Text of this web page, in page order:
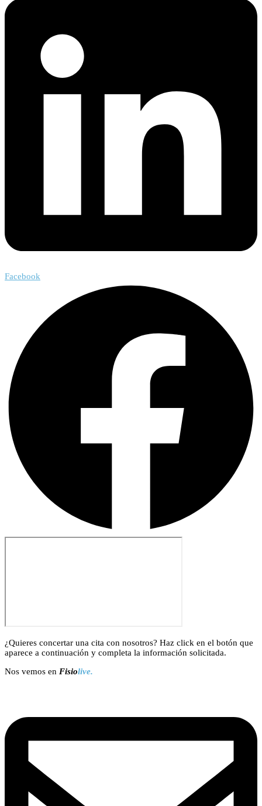
Facebook
¿Quieres concertar una cita con nosotros? Haz click en el botón que
aparece a continuación y completa la información solicitada.
Nos vemos en Fisiolive.